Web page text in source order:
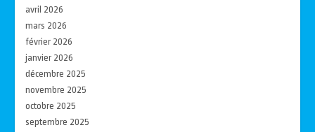
avril 2026
mars 2026
février 2026
janvier 2026
décembre 2025
novembre 2025
octobre 2025
septembre 2025